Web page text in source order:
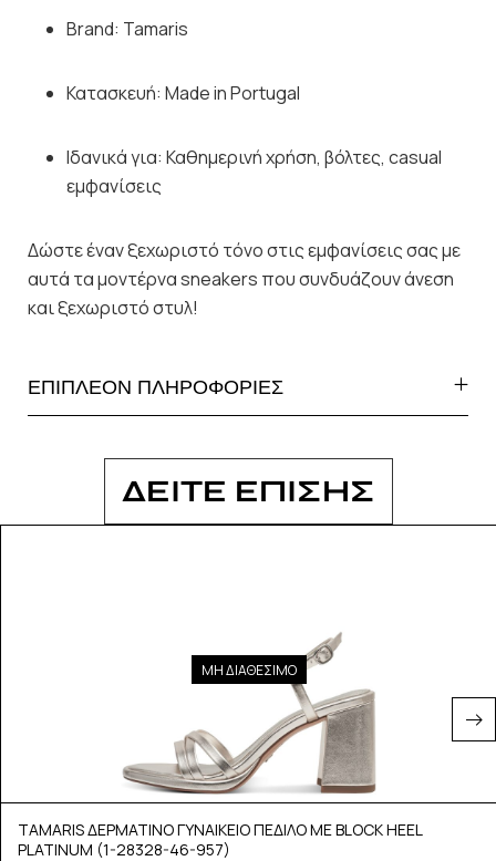
Brand: Tamaris
Κατασκευή: Made in Portugal
Ιδανικά για: Καθημερινή χρήση, βόλτες, casual
εμφανίσεις
Δώστε έναν ξεχωριστό τόνο στις εμφανίσεις σας με
αυτά τα μοντέρνα sneakers που συνδυάζουν άνεση
και ξεχωριστό στυλ!
ΕΠΙΠΛΕΟΝ ΠΛΗΡΟΦΟΡΙΕΣ
ΔΕΙΤΕ ΕΠΙΣΗΣ
ΜΗ ΔΙΑΘΕΣΙΜΟ
TAMARIS ΔΕΡΜΑΤΙΝΟ ΓΥΝΑΙΚΕΙΟ ΠΕΔΙΛΟ ΜΕ BLOCK HEEL
PLATINUM (1-28328-46-957)